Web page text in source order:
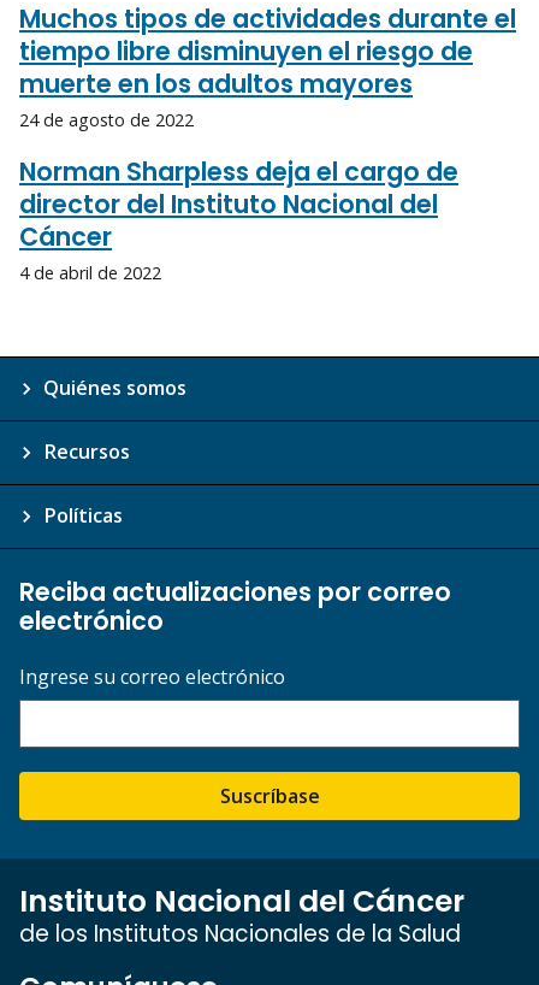
Muchos tipos de actividades durante el
tiempo libre disminuyen el riesgo de
muerte en los adultos mayores
24 de agosto de 2022
Norman Sharpless deja el cargo de
director del Instituto Nacional del
Cáncer
4 de abril de 2022
Quiénes somos
Recursos
Políticas
Reciba actualizaciones por correo
electrónico
Ingrese su correo electrónico
Suscríbase
Instituto Nacional del Cáncer
de los Institutos Nacionales de la Salud